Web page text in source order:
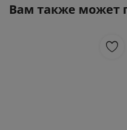
Вам также может